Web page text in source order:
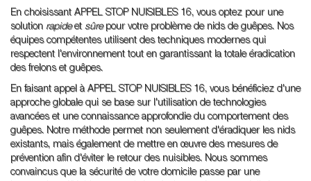
En choisissant APPEL STOP NUISIBLES 16, vous optez pour une
solution rapideet sûrepour votre problème de nids de guêpes. Nos
équipes compétentes utilisent des techniques modernes qui
respectent l'environnement tout en garantissant la totale éradication
des frelons et guêpes.
En faisant appel à APPEL STOP NUISIBLES 16, vous bénéficiez d'une
approche globale qui se base sur l'utilisation de technologies
avancées et une connaissance approfondie du comportement des
guêpes. Notre méthode permet non seulement d'éradiquer les nids
existants, mais également de mettre en œuvre des mesures de
prévention afin d'éviter le retour des nuisibles. Nous sommes
convaincus que la sécurité de votre domicile passe par une